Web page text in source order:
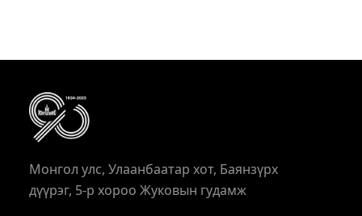
Монгол улс, Улаанбаатар хот, Баянзүрх
дүүрэг, 5-р хороо Жуковын гудамж